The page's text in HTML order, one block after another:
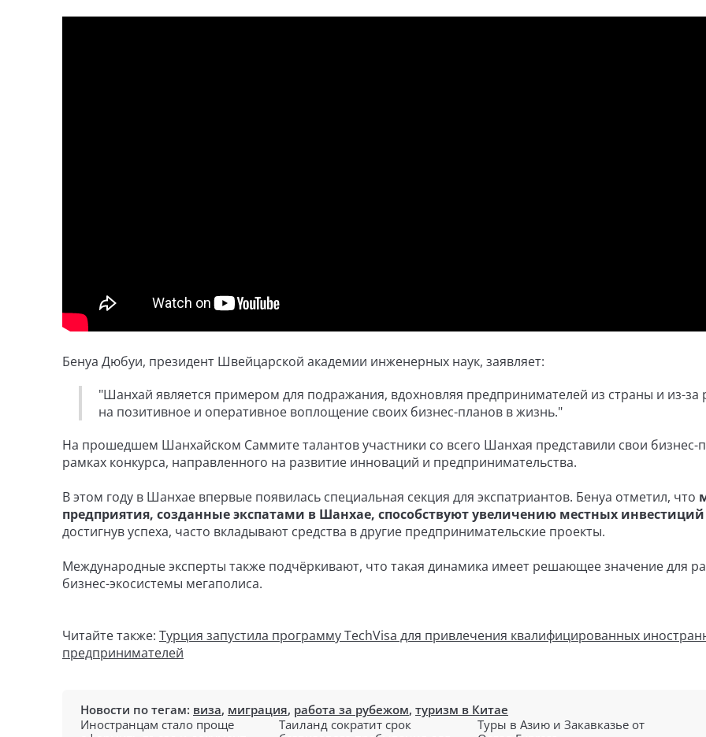
Бенуа Дюбуи, президент Швейцарской академии инженерных наук, заявляет:
"Шанхай является примером для подражания, вдохновляя предпринимателей из страны и из-за
на позитивное и оперативное воплощение своих бизнес-планов в жизнь."
На прошедшем Шанхайском Саммите талантов участники со всего Шанхая представили свои бизнес-
рамках конкурса, направленного на развитие инноваций и предпринимательства.
В этом году в Шанхае впервые появилась специальная секция для экспатриантов. Бенуа отметил, что
предприятия, созданные экспатами в Шанхае, способствуют увеличению местных инвестиций
достигнув успеха, часто вкладывают средства в другие предпринимательские проекты.
Международные эксперты также подчёркивают, что такая динамика имеет решающее значение для
бизнес-экосистемы мегаполиса.
Читайте также: Турция запустила программу TechVisa для привлечения квалифицированных
предпринимателей
Новости по тегам: виза, миграция, работа за рубежом, туризм в Китае
Иностранцам стало проще
Таиланд сократит срок
Туры в Азию и Закавказье от